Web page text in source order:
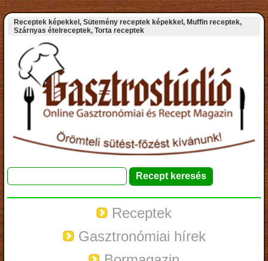
Receptek képekkel, Sütemény receptek képekkel, Muffin receptek,
Szárnyas ételreceptek, Torta receptek
Receptek
Gasztronómiai hírek